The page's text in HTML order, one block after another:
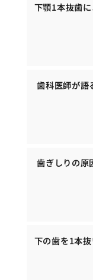
下顎1本抜歯
歯科医師が語
歯ぎしりの原
下の歯を1本